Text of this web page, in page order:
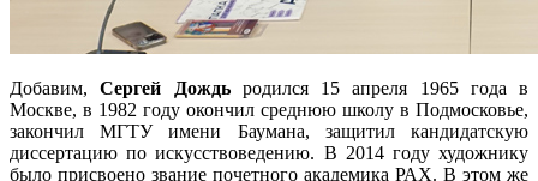
Добавим,Сергей Дождь родился 15 апреля 1965 года в
Москве, в 1982 году окончил среднюю школу в Подмосковье,
закончил МГТУ имени Баумана, защитил кандидатскую
диссертацию по искусствоведению. В 2014 году художнику
было присвоено звание почетного академика РАХ. В этом же